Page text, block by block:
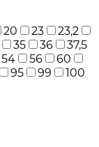
20 23
23,2
35 36
37,5
54 56
60
95 99
100